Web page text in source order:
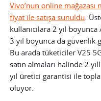
Vivo’nun online
fiyat ile satışa sunuldu.
kullanıcılara 2 yıl
3 yıl boyunca da güvenlik
Bu arada tüketiciler V25
satın almaları halinde 2
yıl üretici garantisi ile
oluyor.